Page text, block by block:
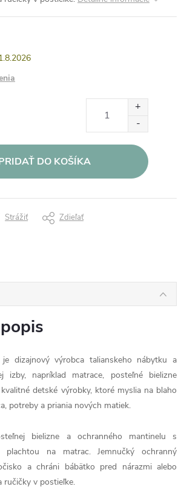
DO KOŠÍKA
Strážiť Zdieľať
dizajnový výrobca talianskeho nábytku a
izby, napríklad matrace, posteľné bielizne
detské výrobky, ktoré myslia na blaho
potreby a priania nových matiek.
bielizne a ochranného mantinelu s
plachtou na matrac. Jemnučký ochranný
a chráni bábätko pred nárazmi alebo
ručičky v postieľke.